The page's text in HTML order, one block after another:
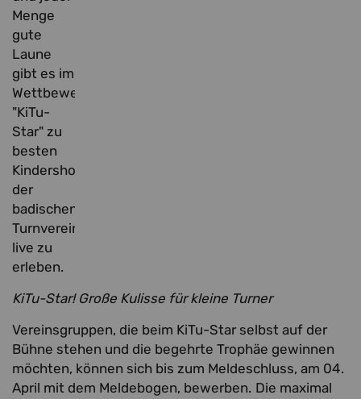
Menge
gute
Laune
gibt es im
Wettbewerb
"KiTu-
Star" zu
besten
Kindershowgruppen
der
badischen
Turnvereine
live zu
erleben.
KiTu-Star! Große Kulisse für kleine Turner
Vereinsgruppen, die beim KiTu-Star selbst auf der
Bühne stehen und die begehrte Trophäe gewinnen
möchten, können sich bis zum Meldeschluss, am 04.
April mit dem Meldebogen, bewerben. Die maximal